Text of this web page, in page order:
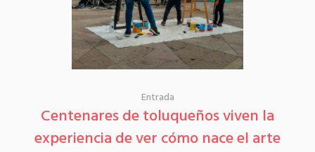
Entrada
Centenares de toluqueños viven la
experiencia de ver cómo nace el arte